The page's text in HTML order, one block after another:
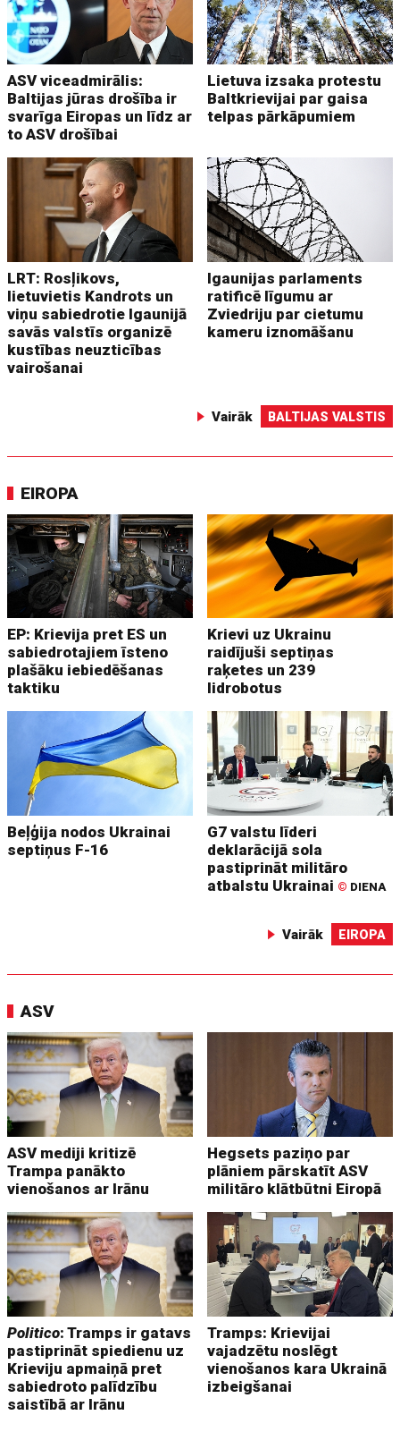
ASV viceadmirālis:
Baltijas jūras drošība ir
svarīga Eiropas un līdz ar
to ASV drošībai
Lietuva izsaka protestu
Baltkrievijai par gaisa
telpas pārkāpumiem
LRT: Rosļikovs,
lietuvietis Kandrots un
viņu sabiedrotie Igaunijā
savās valstīs organizē
kustības neuzticības
vairošanai
Igaunijas parlaments
ratificē līgumu ar
Zviedriju par cietumu
kameru iznomāšanu
Vairāk BALTIJAS VALSTIS
EIROPA
EP: Krievija pret ES un
sabiedrotajiem īsteno
plašāku iebiedēšanas
taktiku
Krievi uz Ukrainu
raidījuši septiņas
raķetes un 239
lidrobotus
Beļģija nodos Ukrainai
septiņus F-16
G7 valstu līderi
deklarācijā sola
pastiprināt militāro
atbalstu Ukrainai © DIENA
Vairāk EIROPA
ASV
ASV mediji kritizē
Trampa panākto
vienošanos ar Irānu
Hegsets paziņo par
plāniem pārskatīt ASV
militāro klātbūtni Eiropā
Politico: Tramps ir gatavs
pastiprināt spiedienu uz
Krieviju apmaiņā pret
sabiedroto palīdzību
saistībā ar Irānu
Tramps: Krievijai
vajadzētu noslēgt
vienošanos kara Ukrainā
izbeigšanai